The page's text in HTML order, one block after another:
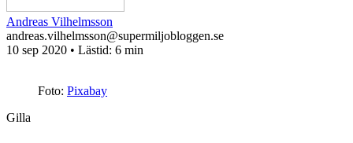
Andreas Vilhelmsson
andreas.vilhelmsson@supermiljobloggen.se
10 sep 2020 • Lästid: 6 min
Foto: Pixabay
Gilla